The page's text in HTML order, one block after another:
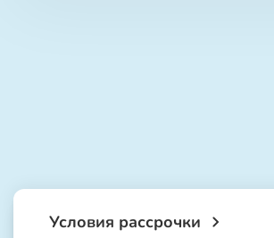
Условия рассрочки